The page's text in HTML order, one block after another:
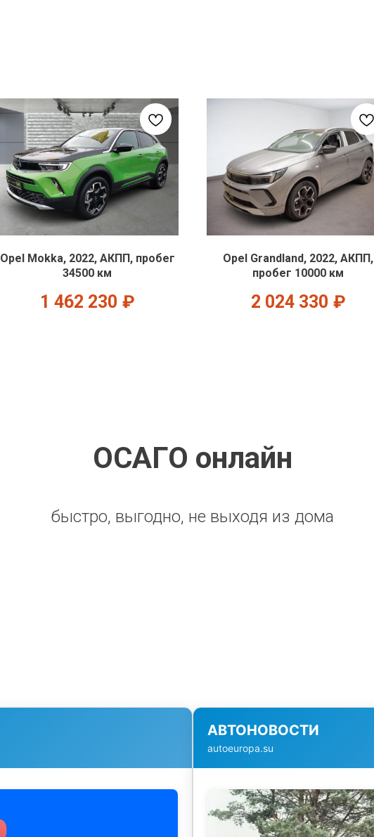
Opel Mokka, 2022, АКПП, пробег
34500 км
1 462 230 ₽
Opel Grandland, 2022, АКПП,
пробег 10000 км
2 024 330 ₽
ОСАГО онлайн
быстро, выгодно, не выходя из дома
АВТОНОВОСТИ
autoeuropa.su